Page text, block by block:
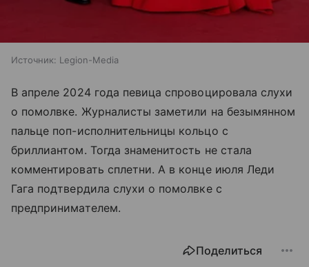
Источник: Legion-Media
В апреле 2024 года певица спровоцировала слухи
о помолвке. Журналисты заметили на безымянном
пальце поп-исполнительницы кольцо с
бриллиантом. Тогда знаменитость не стала
комментировать сплетни. А в конце июля Леди
Гага подтвердила слухи о помолвке с
предпринимателем.
Поделиться